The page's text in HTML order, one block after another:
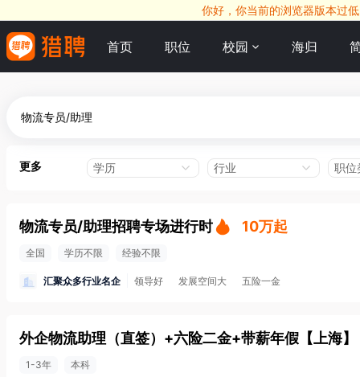
你好，你当前的浏览器版本过
首页 职位 校园 海归
更多 学历 行业 职位
物流专员/助理招聘专场进行时 10万起
全国 学历不限 经验不限
汇聚众多行业名企 领导好 发展空间大 五险一金
外企物流助理（直签）+六险二金+带薪年假 【 上海】
1-3年 本科